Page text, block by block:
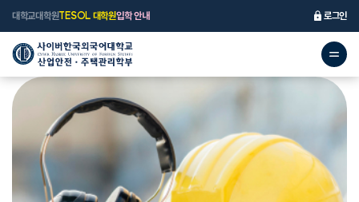
대학교대학원TESOL 대학원입학 안내 로그인